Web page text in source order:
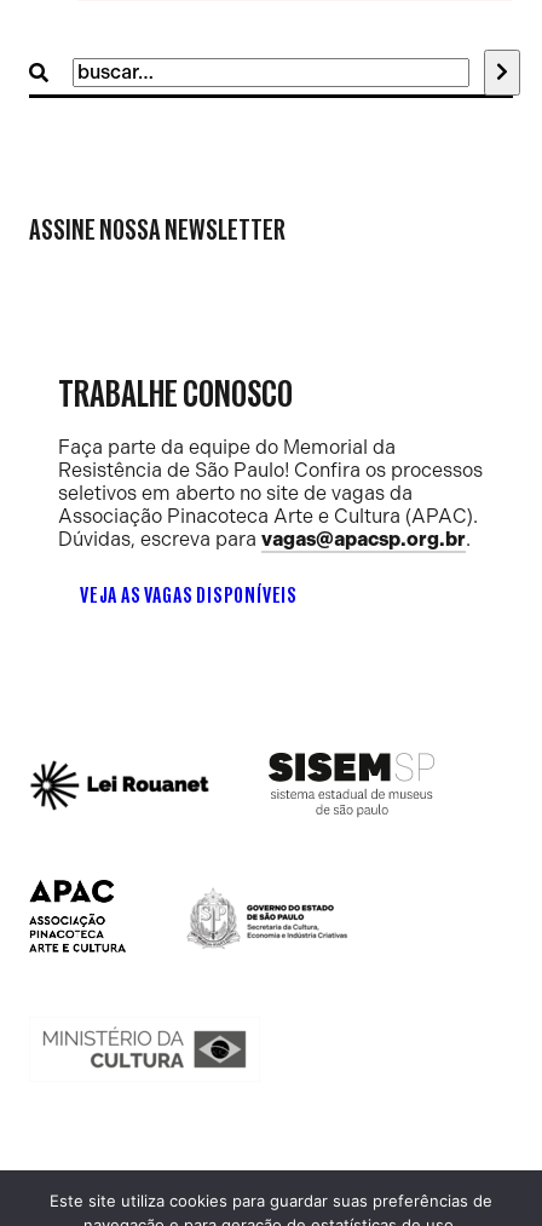
Buscar
por:
ASSINE NOSSA NEWSLETTER
TRABALHE CONOSCO
Faça parte da equipe do Memorial da
Resistência de São Paulo! Confira os processos
seletivos em aberto no site de vagas da
Associação Pinacoteca Arte e Cultura (APAC).
Dúvidas, escreva para vagas@apacsp.org.br.
VEJA AS VAGAS DISPONÍVEIS
Ouvidoria
Este site utiliza cookies para guardar suas preferências de